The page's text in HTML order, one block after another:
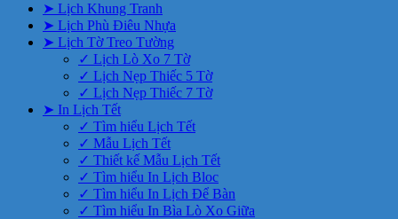
➤ Lịch Khung Tranh
➤ Lịch Phù Điêu Nhựa
➤ Lịch Tờ Treo Tường
✓ Lịch Lò Xo 7 Tờ
✓ Lịch Nẹp Thiếc 5 Tờ
✓ Lịch Nẹp Thiếc 7 Tờ
➤ In Lịch Tết
✓ Tìm hiểu Lịch Tết
✓ Mẫu Lịch Tết
✓ Thiết kế Mẫu Lịch Tết
✓ Tìm hiểu In Lịch Bloc
✓ Tìm hiểu In Lịch Để Bàn
✓ Tìm hiểu In Bìa Lò Xo Giữa